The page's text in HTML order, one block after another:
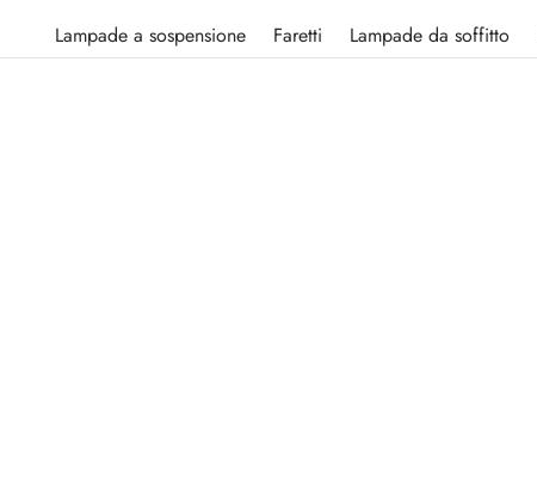
Lampade a sospensione Faretti Lampade da soffitto